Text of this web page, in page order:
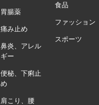
胃腸薬
痛み止め
鼻炎、アレル
ギー
便秘、下痢止
め
肩こり、腰
食品
ファッション
スポーツ